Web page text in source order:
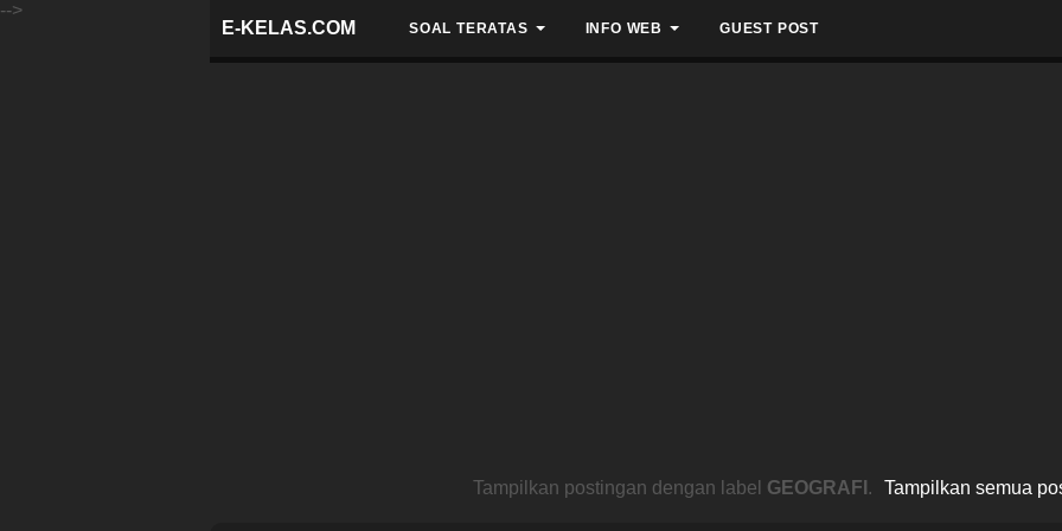
-->
E-KELAS.COM
SOAL TERATAS INFO WEB GUEST POST
Tampilkan postingan dengan label GEOGRAFI . Tampilkan semua